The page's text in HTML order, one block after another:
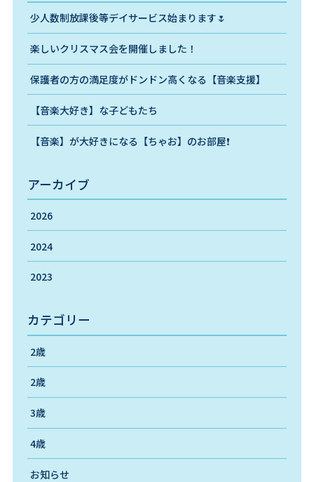
少人数制放課後等デイサービス始まります🌷
楽しいクリスマス会を開催しました！
保護者の方の満足度がドンドン高くなる【音楽支援】
【音楽大好き】な子どもたち
【音楽】が大好きになる【ちゃお】のお部屋❗️
アーカイブ
2026
2024
2023
カテゴリー
2歳
2歳
3歳
4歳
お知らせ